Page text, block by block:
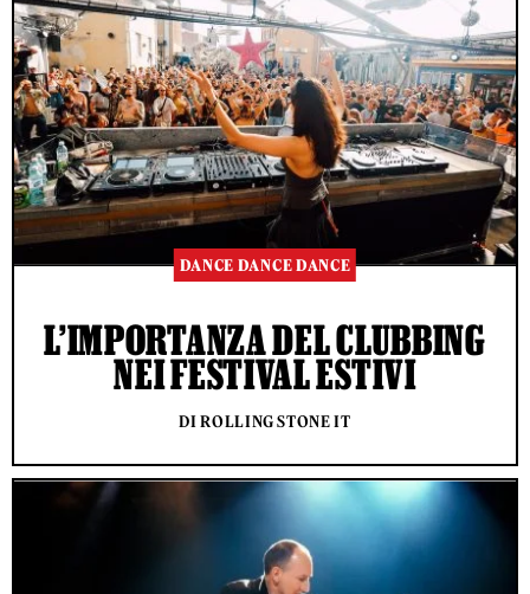
DANCE DANCE DANCE
L’IMPORTANZA DEL CLUBBING
NEI FESTIVAL ESTIVI
DI ROLLING STONE IT